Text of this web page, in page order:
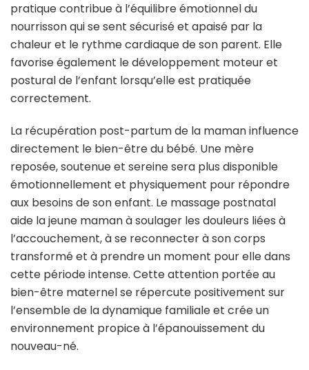
pratique contribue à l’équilibre émotionnel du
nourrisson qui se sent sécurisé et apaisé par la
chaleur et le rythme cardiaque de son parent. Elle
favorise également le développement moteur et
postural de l’enfant lorsqu’elle est pratiquée
correctement.
La récupération post-partum de la maman influence
directement le bien-être du bébé. Une mère
reposée, soutenue et sereine sera plus disponible
émotionnellement et physiquement pour répondre
aux besoins de son enfant. Le massage postnatal
aide la jeune maman à soulager les douleurs liées à
l’accouchement, à se reconnecter à son corps
transformé et à prendre un moment pour elle dans
cette période intense. Cette attention portée au
bien-être maternel se répercute positivement sur
l’ensemble de la dynamique familiale et crée un
environnement propice à l’épanouissement du
nouveau-né.